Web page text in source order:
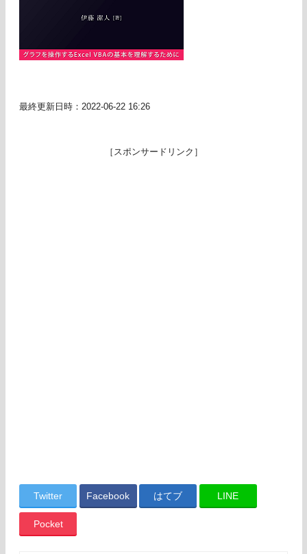
最終更新日時：2022-06-22 16:26
［スポンサードリンク］
Twitter Facebook はてブ LINE
Pocket